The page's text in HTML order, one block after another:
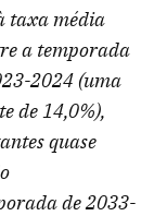
taxa média
a temporada
2024 (uma
de 14,0%),
quase
de 2033-